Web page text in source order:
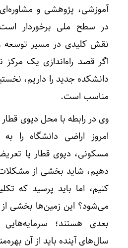
آموزشی، پژوهشی و
در سطح ملی برخوردار
نقش کلیدی در مسیر توسعه
اگر قصد راه‌اندازی یک مرکز
دانشکده جدید را داریم،
مناسب است.
وی در رابطه با محل دپوی
امروز اراضی دانشگاه را
مسکونی، دپوی قطار یا
دهیم، شاید بخشی از
کنیم، اما باید پرسید که
می‌شود؟ این زمین‌ها بخشی
بعدی‌ هستند؛
سال‌های آینده باید از آن